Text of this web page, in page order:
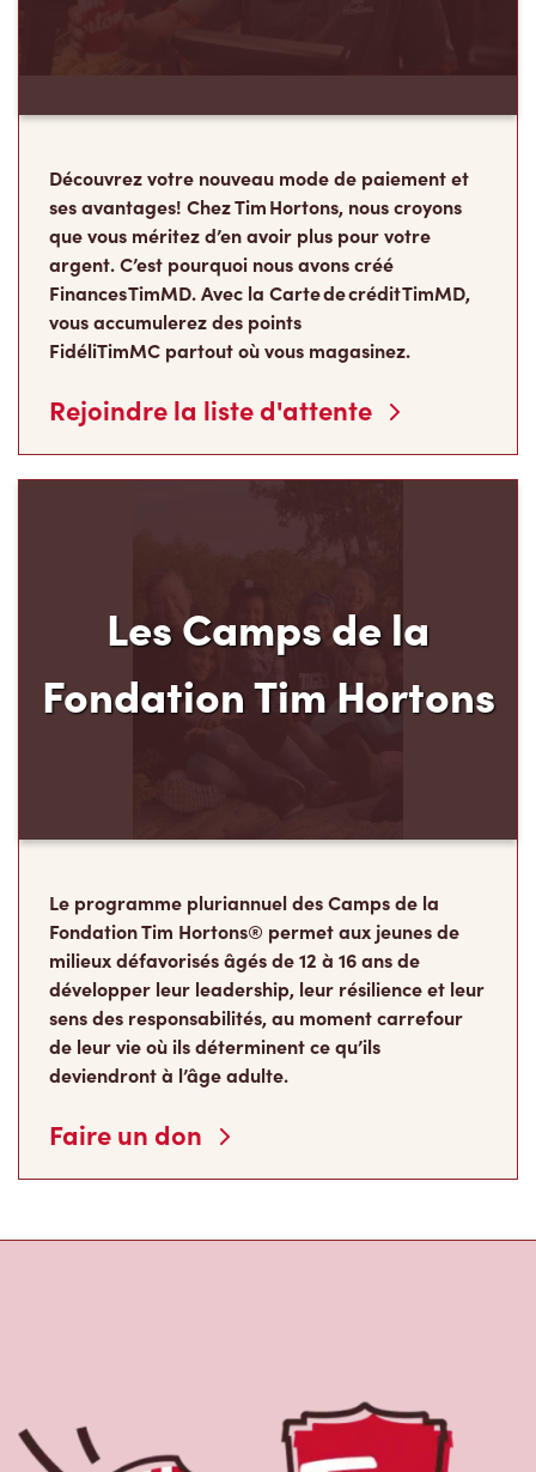
Découvrez votre nouveau mode de paiement et
ses avantages! Chez Tim Hortons, nous croyons
que vous méritez d’en avoir plus pour votre
argent. C’est pourquoi nous avons créé
Finances TimMD. Avec la Carte de crédit TimMD,
vous accumulerez des points
FidéliTimMC partout où vous magasinez.
Rejoindre la liste d'attente
Les Camps de la
Fondation Tim Hortons
Le programme pluriannuel des Camps de la
Fondation Tim Hortons® permet aux jeunes de
milieux défavorisés âgés de 12 à 16 ans de
développer leur leadership, leur résilience et leur
sens des responsabilités, au moment carrefour
de leur vie où ils déterminent ce qu’ils
deviendront à l’âge adulte.
Faire un don